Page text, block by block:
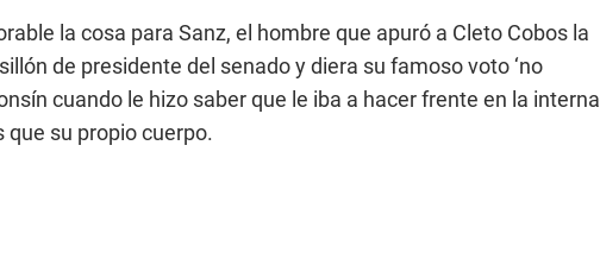
la cosa para Sanz, el hombre que apuró a Cleto Cobos la
de presidente del senado y diera su famoso voto ‘no
cuando le hizo saber que le iba a hacer frente en la interna
que su propio cuerpo.